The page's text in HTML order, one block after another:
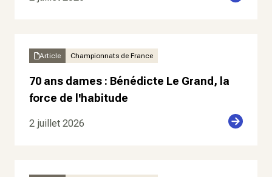
Article Championnats de France
70 ans dames : Bénédicte Le Grand, la
force de l'habitude
2 juillet 2026